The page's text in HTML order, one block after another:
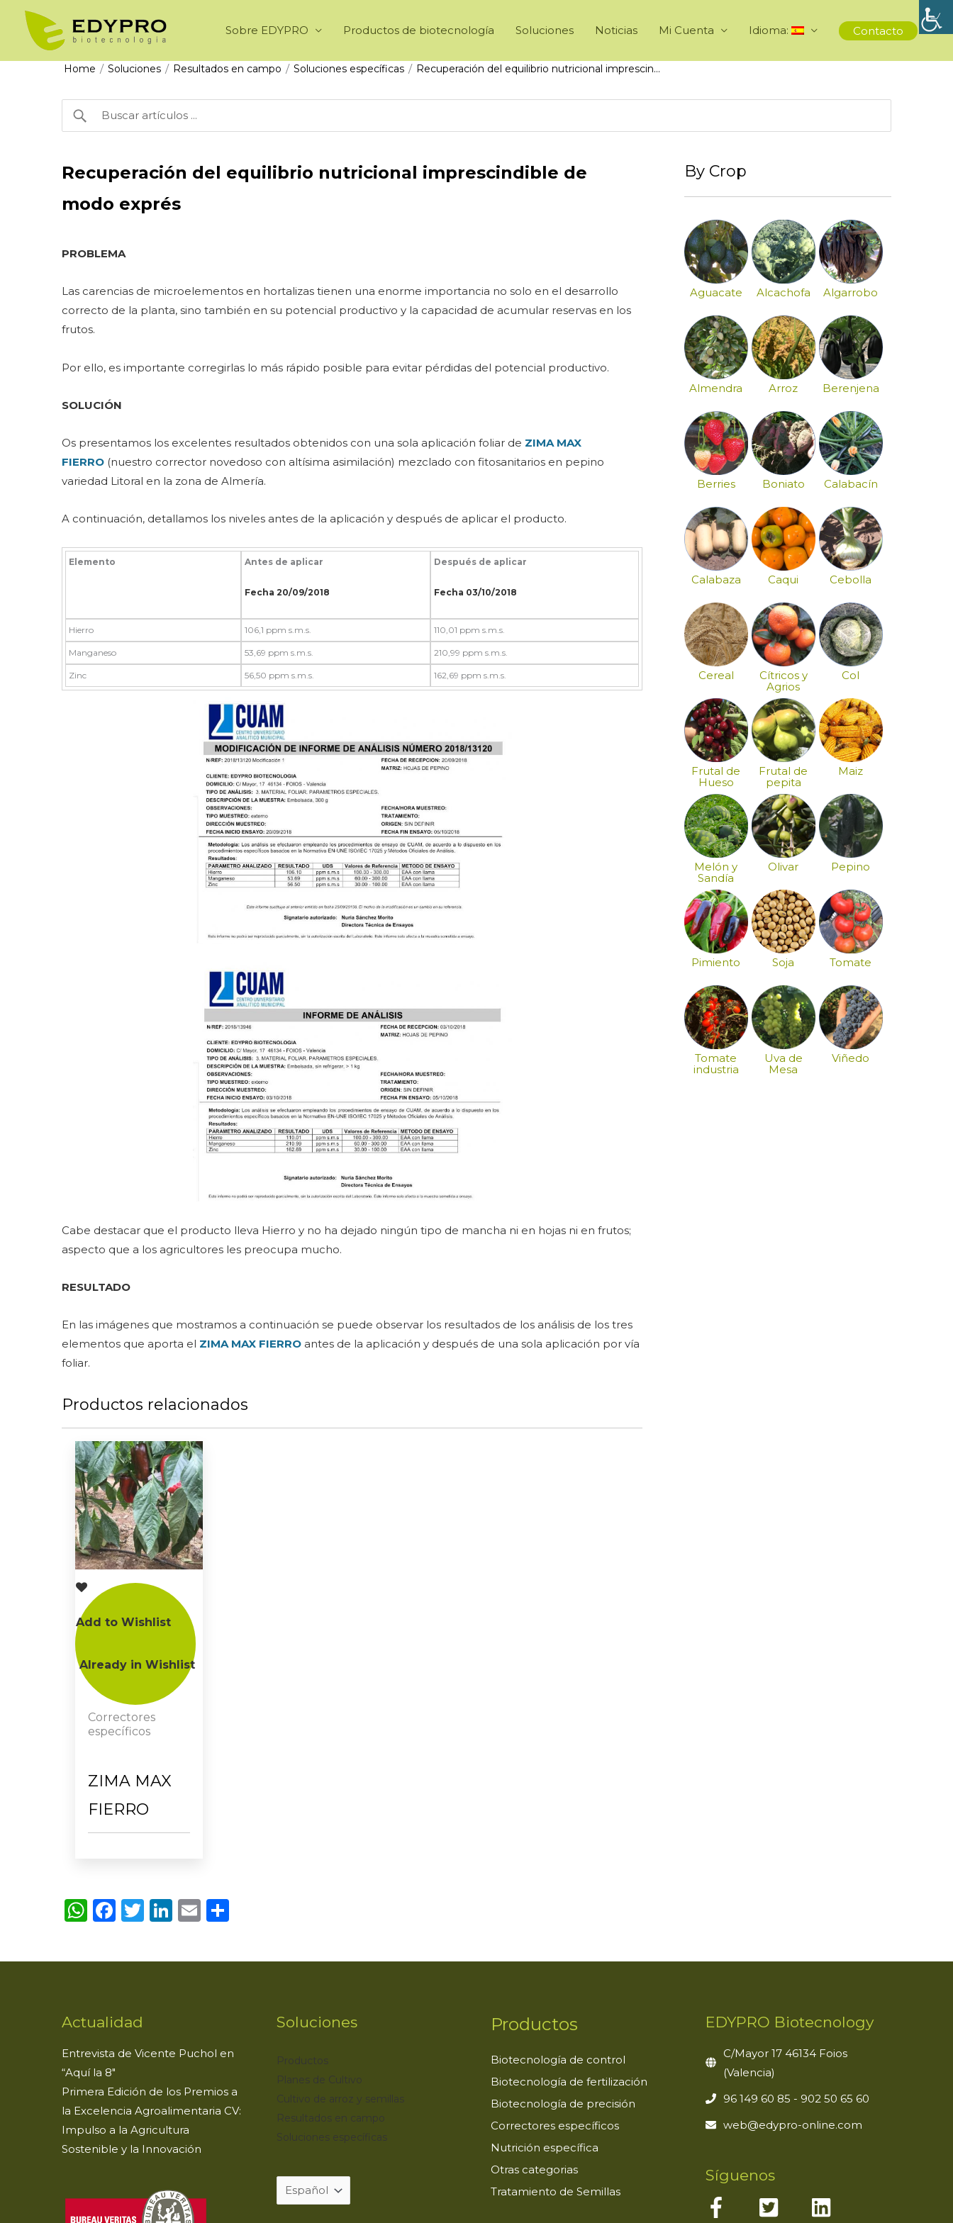
contenido
Sobre EDYPRO Productos de biotecnología Soluciones Noticias Mi Cuenta Idioma: Contacto
Home / Soluciones / Resultados en campo / Soluciones específicas / Recuperación del equilibrio nutricional imprescin…
Recuperación del equilibrio nutricional imprescindible de
modo exprés
PROBLEMA
Las carencias de microelementos en hortalizas tienen una enorme importancia no solo en el desarrollo
correcto de la planta, sino también en su potencial productivo y la capacidad de acumular reservas en los
frutos.
Por ello, es importante corregirlas lo más rápido posible para evitar pérdidas del potencial productivo.
SOLUCIÓN
Os presentamos los excelentes resultados obtenidos con una sola aplicación foliar de ZIMA MAX
FIERRO (nuestro corrector novedoso con altísima asimilación) mezclado con fitosanitarios en pepino
variedad Litoral en la zona de Almería.
A continuación, detallamos los niveles antes de la aplicación y después de aplicar el producto.
Elemento Antes de aplicar
Fecha 20/09/2018
Después de aplicar
Fecha 03/10/2018
Hierro 106,1 ppm s.m.s. 110,01 ppm s.m.s.
Manganeso 53,69 ppm s.m.s. 210,99 ppm s.m.s.
Zinc 56,50 ppm s.m.s. 162,69 ppm s.m.s.
Cabe destacar que el producto lleva Hierro y no ha dejado ningún tipo de mancha ni en hojas ni en frutos;
aspecto que a los agricultores les preocupa mucho.
RESULTADO
En las imágenes que mostramos a continuación se puede observar los resultados de los análisis de los tres
elementos que aporta el ZIMA MAX FIERRO antes de la aplicación y después de una sola aplicación por vía
foliar.
Productos relacionados
Add to Wishlist
Already in Wishlist
Correctores
específicos
ZIMA MAX
FIERRO
WhatsApp
Facebook
TwitterLinkedIn
EmailCompartir
By Crop
Aguacate Alcachofa Algarrobo
Almendra Arroz Berenjena
Berries Boniato Calabacín
Calabaza Caqui Cebolla
Cereal
Cítricos y
Agrios
Col
Frutal de
Hueso
Frutal de
pepita
Maiz
Melón y
Sandía
Olivar Pepino
Pimiento Soja Tomate
Tomate
industria
Uva de
Mesa
Viñedo
Actualidad
Entrevista de Vicente Puchol en
“Aquí la 8″
Primera Edición de los Premios a
la Excelencia Agroalimentaria CV:
Impulso a la Agricultura
Sostenible y la Innovación
Soluciones
Productos
Planes de Cultivo
Cultivo de arroz y semillas
Resultados en campo
Soluciones específicas
Productos
Biotecnología de control
Biotecnología de fertilización
Biotecnología de precisión
Correctores específicos
Nutrición específica
Otras categorias
Tratamiento de Semillas
EDYPRO Biotecnology
C/Mayor 17 46134 Foios
(Valencia)
96 149 60 85 - 902 50 65 60
web@edypro-online.com
Síguenos